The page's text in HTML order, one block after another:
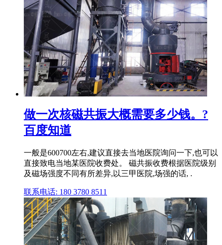
做一次核磁共振大概需要多少钱。?
百度知道
一般是600700左右,建议直接去当地医院询问一下,也可以
直接致电当地某医院收费处。 磁共振收费根据医院级别
及磁场强度不同有所差异,以三甲医院,场强的话, .
联系电话: 180 3780 8511